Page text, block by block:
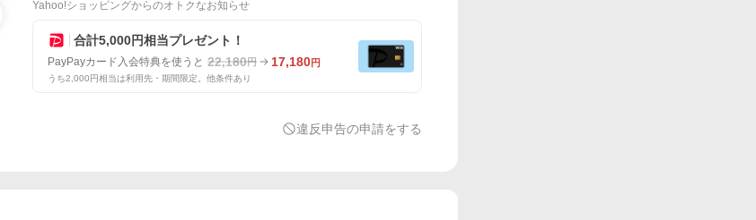
Yahoo!ショッピングからのオトクなお知らせ
合計5,000円相当プレゼント！
PayPayカード入会特典を使うと 22,180円 17,180円
うち2,000円相当は利用先・期間限定。他条件あり
違反申告の申請をする